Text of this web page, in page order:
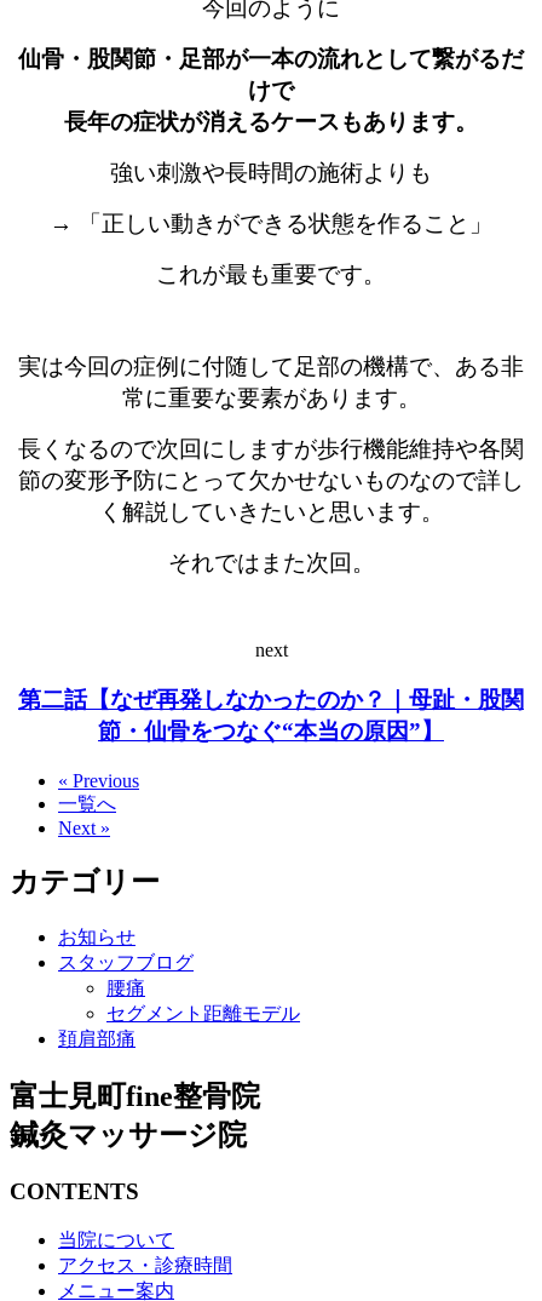
今回のように
仙骨・股関節・足部が一本の流れとして繋がるだ
けで
長年の症状が消えるケースもあります。
強い刺激や長時間の施術よりも
→ 「正しい動きができる状態を作ること」
これが最も重要です。
実は今回の症例に付随して足部の機構で、ある非
常に重要な要素があります。
長くなるので次回にしますが歩行機能維持や各関
節の変形予防にとって欠かせないものなので詳し
く解説していきたいと思います。
それではまた次回。
next
第二話【なぜ再発しなかったのか？｜母趾・股関
節・仙骨をつなぐ“本当の原因”】
« Previous
一覧へ
Next »
カテゴリー
お知らせ
スタッフブログ
腰痛
セグメント距離モデル
頚肩部痛
富士見町fine整骨院
鍼灸マッサージ院
CONTENTS
当院について
アクセス・診療時間
メニュー案内